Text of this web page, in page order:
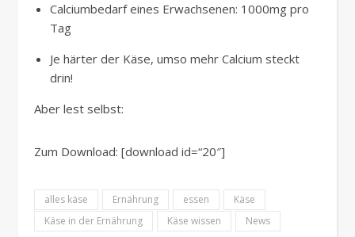
Calciumbedarf eines Erwachsenen: 1000mg pro
Tag
Je härter der Käse, umso mehr Calcium steckt
drin!
Aber lest selbst:
Zum Download: [download id=“20″]
alles käse Ernährung essen
Käse
Käse in der Ernährung
Käse wissen News